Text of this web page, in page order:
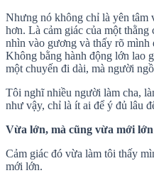
Nhưng nó không chỉ là yên tâm
hơn. Là cảm giác của một
nhìn vào gương và thấy rõ
Không bằng hành động lớn lao
một chuyến đi dài, mà người
Tôi nghĩ nhiều người làm cha,
như vậy, chỉ là ít ai để ý đủ lâu
Vừa lớn, mà cũng vừa mới lớn
Cảm giác đó vừa làm tôi thấy
mới lớn.